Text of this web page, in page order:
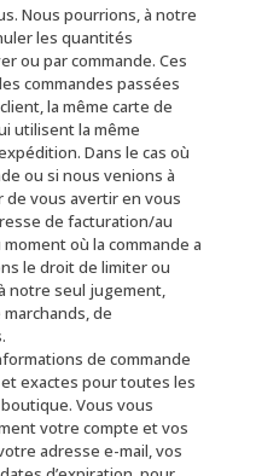
Nous pourrions, à notre
les quantités
ou par commande. Ces
commandes passées
la même carte de
utilisent la même
Dans le cas où
ou si nous venions à
de vous avertir en vous
de facturation/au
où la commande a
le droit de limiter ou
notre seul jugement,
de
de commande
exactes pour toutes les
Vous vous
votre compte et vos
adresse e-mail, vos